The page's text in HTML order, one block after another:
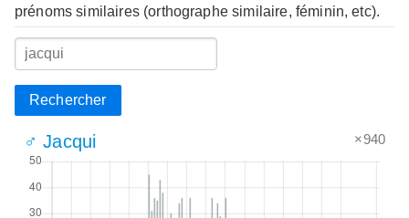
prénoms similaires (orthographe similaire, féminin, etc).
Rechercher
♂ Jacqui ×940